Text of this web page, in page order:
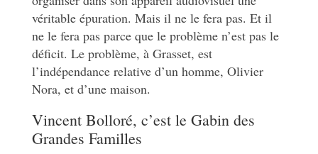
véritable épuration. Mais il ne le fera pas. Et il
ne le fera pas parce que le problème n’est pas le
déficit. Le problème, à Grasset, est
l’indépendance relative d’un homme, Olivier
Nora, et d’une maison.
Vincent Bolloré, c’est le Gabin des
Grandes Familles